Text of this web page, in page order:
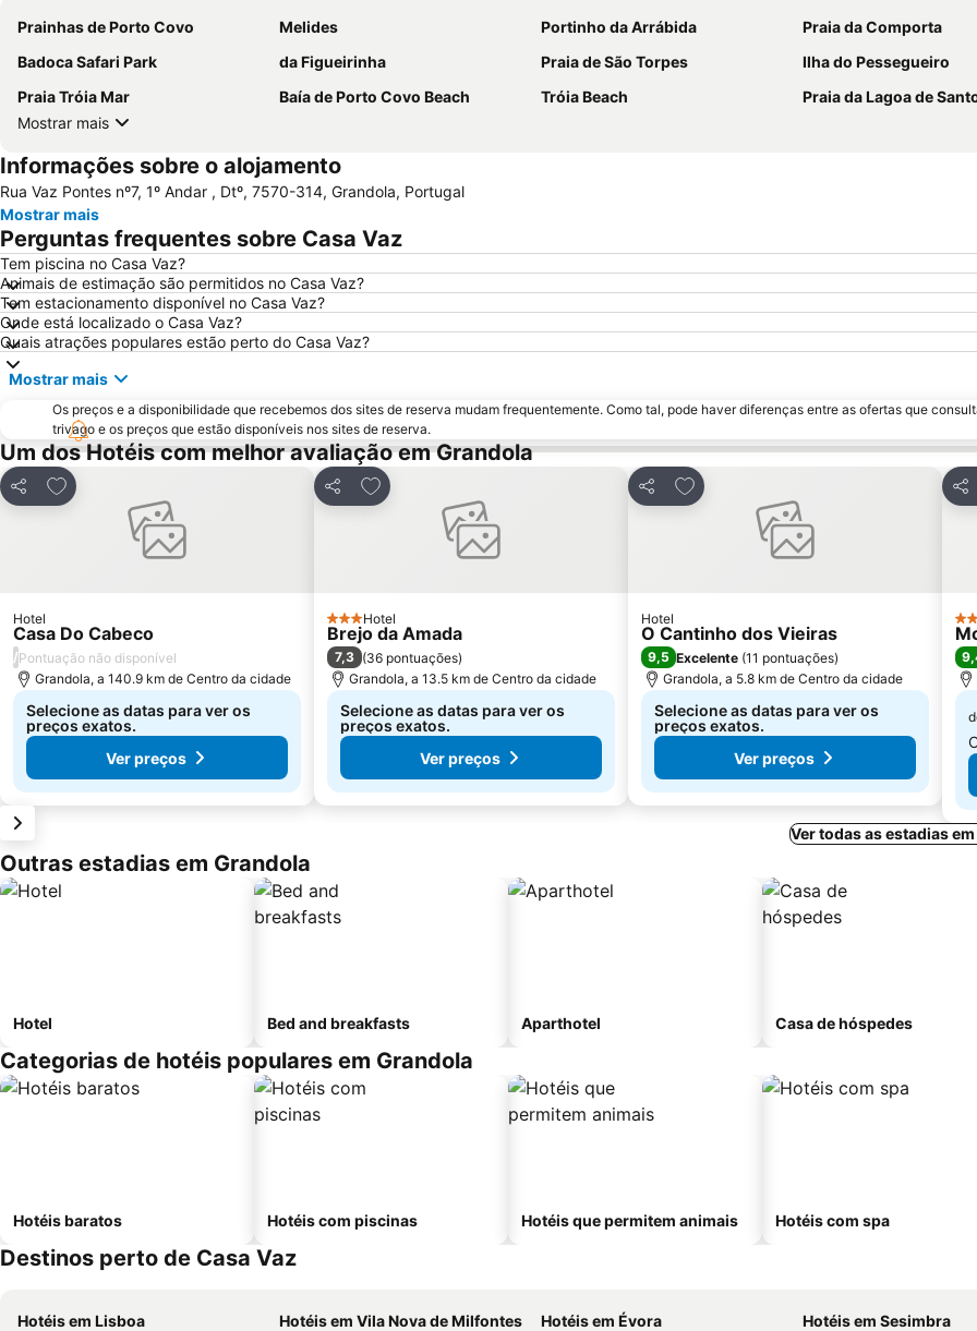
Prainhas de Porto Covo Melides Portinho da Arrábida
Praia da Comporta
Badoca Safari Park
da Figueirinha Praia de São Torpes
Ilha do Pessegueiro
Praia Tróia Mar
Baía de Porto Covo Beach Tróia Beach
Praia da Lagoa de
Mostrar mais
Informações sobre o alojamento
Rua Vaz Pontes nº7, 1º Andar , Dtº, 7570-314, Grandola, Portugal
Mostrar mais
Perguntas frequentes sobre Casa Vaz
Tem piscina no Casa Vaz?
Animais de estimação são permitidos no Casa Vaz?
Tem estacionamento disponível no Casa Vaz?
Onde está localizado o Casa Vaz?
Quais atrações populares estão perto do Casa Vaz?
Mostrar mais
Os preços e a disponibilidade que recebemos dos sites de reserva mudam frequentemente. Como tal, pode haver diferenças entre as ofertas que
trivago e os preços que estão disponíveis nos sites de reserva.
Um dos Hotéis com melhor avaliação em Grandola
Partilhar
Adicionar aos favoritos
Hotel
Casa Do Cabeco
/Pontuação não disponível
Grandola, a 140.9 km de Centro da cidade
Selecione as datas para ver os
preços exatos.
Ver preços
Partilhar
Adicionar aos favoritos
3 Estrelas
Hotel
Brejo da Amada
7,3 (36 pontuações)
Grandola, a 13.5 km de Centro da cidade
Selecione as datas para ver os
preços exatos.
Ver preços
Partilhar
Adicionar aos favoritos
Hotel
O Cantinho dos Vieiras
9,5 Excelente (11 pontuações)
Grandola, a 5.8 km de Centro da cidade
Selecione as datas para ver os
preços exatos.
Ver preços
4
Ver todas as estadias
Outras estadias em Grandola
Hotel Bed and breakfasts Aparthotel Casa de hóspedes
Categorias de hotéis populares em Grandola
Hotéis baratos Hotéis com piscinas Hotéis que permitem animais Hotéis com spa
Destinos perto de Casa Vaz
Hotéis em Lisboa Hotéis em Vila Nova de Milfontes Hotéis em Évora
Hotéis em Sesimbra